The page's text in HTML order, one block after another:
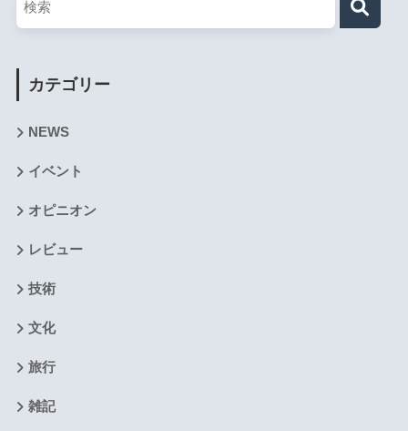
カテゴリー
NEWS
イベント
オピニオン
レビュー
技術
文化
旅行
雑記